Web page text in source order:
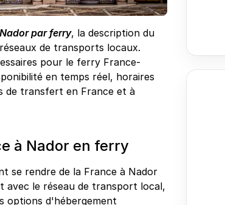
par ferry, la description du
de transports locaux.
pour le ferry France-
en temps réel, horaires
de transfert en France et à
à Nador en ferry
se rendre de la France à Nador
avec le réseau de transport local,
options d'hébergement